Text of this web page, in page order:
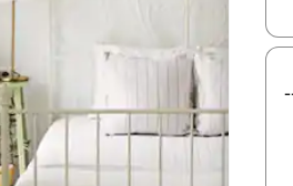
أو استكشف عن طريق اللمس أو السحب.